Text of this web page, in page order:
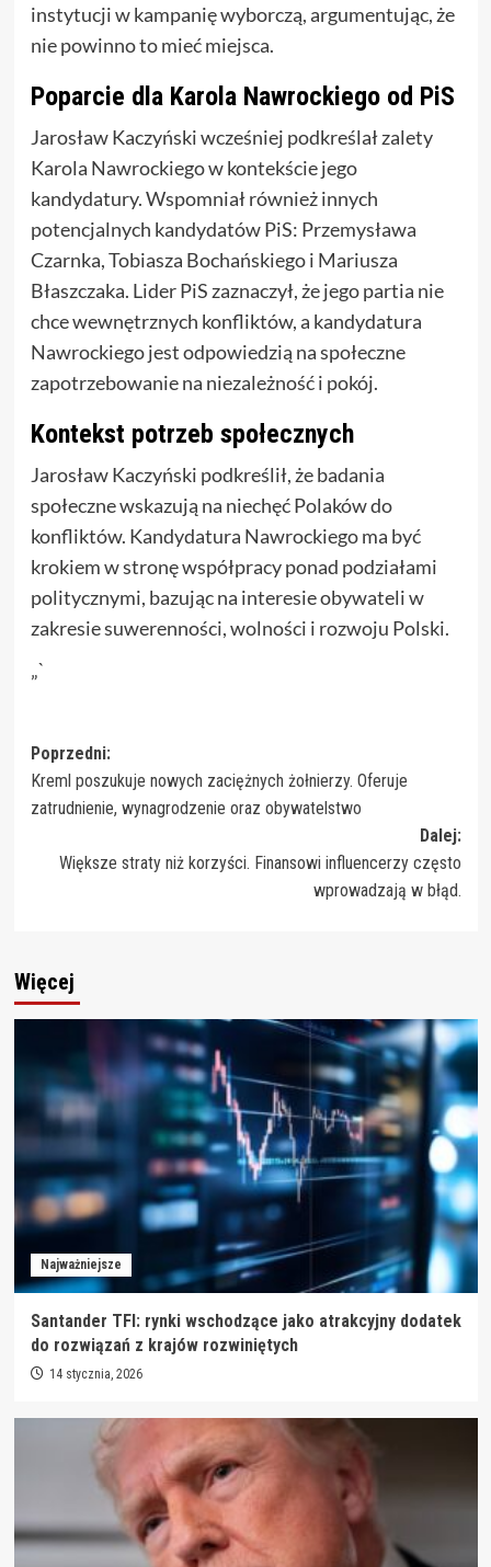
instytucji w kampanię wyborczą, argumentując, że
nie powinno to mieć miejsca.
Poparcie dla Karola Nawrockiego od PiS
Jarosław Kaczyński wcześniej podkreślał zalety
Karola Nawrockiego w kontekście jego
kandydatury. Wspomniał również innych
potencjalnych kandydatów PiS: Przemysława
Czarnka, Tobiasza Bochańskiego i Mariusza
Błaszczaka. Lider PiS zaznaczył, że jego partia nie
chce wewnętrznych konfliktów, a kandydatura
Nawrockiego jest odpowiedzią na społeczne
zapotrzebowanie na niezależność i pokój.
Kontekst potrzeb społecznych
Jarosław Kaczyński podkreślił, że badania
społeczne wskazują na niechęć Polaków do
konfliktów. Kandydatura Nawrockiego ma być
krokiem w stronę współpracy ponad podziałami
politycznymi, bazując na interesie obywateli w
zakresie suwerenności, wolności i rozwoju Polski.
„`
Zobacz
wpisy
Poprzedni:
Kreml poszukuje nowych zaciężnych żołnierzy. Oferuje
zatrudnienie, wynagrodzenie oraz obywatelstwo
Dalej:
Większe straty niż korzyści. Finansowi influencerzy często
wprowadzają w błąd.
Więcej
Najważniejsze
Santander TFI: rynki wschodzące jako atrakcyjny dodatek
do rozwiązań z krajów rozwiniętych
14 stycznia, 2026